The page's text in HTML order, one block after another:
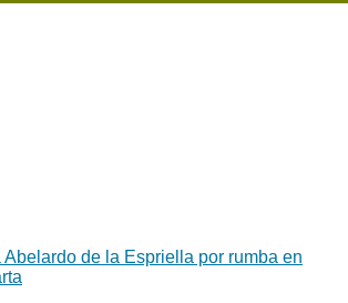
Abelardo de la Espriella por rumba en